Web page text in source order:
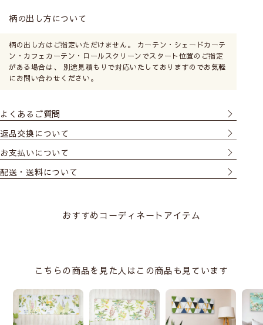
パネルの取り付け方 を見る
柄の出し方について
柄の出し方はご指定いただけません。 カーテン・シェードカーテ
ン・カフェカーテン・ロールスクリーンでスタート位置のご指定
がある場合は、 別途見積もりで対応いたしておりますのでお気軽
にお問い合わせください。
よくあるご質問
返品交換について
お支払いについて
配送・送料について
おすすめコーディネートアイテム
こちらの商品を見た人はこの商品も見ています